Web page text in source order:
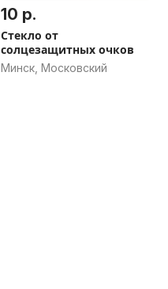
10 р.
Стекло от
солцезащитных очков
Минск, Московский